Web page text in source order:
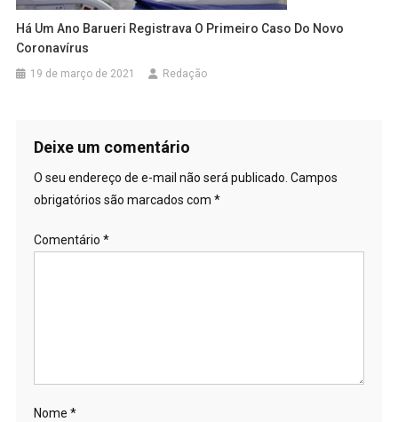
Há Um Ano Barueri Registrava O Primeiro Caso Do Novo
Coronavírus
19 de março de 2021 Redação
Deixe um comentário
O seu endereço de e-mail não será publicado. Campos
obrigatórios são marcados com *
Comentário *
Nome *